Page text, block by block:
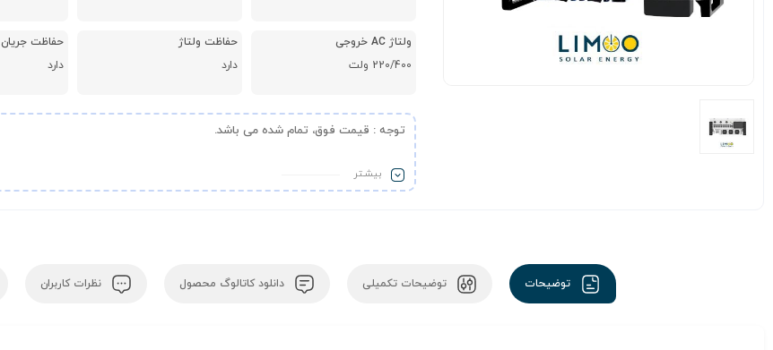
ولتاژ AC خروجی
220/400 ولت
حفاظت ولتاژ
دارد
حفاظت جریان
دارد
توجه : قیمت فوق، تمام شده می باشد.
بیشـتر
توضیحات توضیحات تکمیلی دانلود کاتالوگ محصول نظرات کاربران